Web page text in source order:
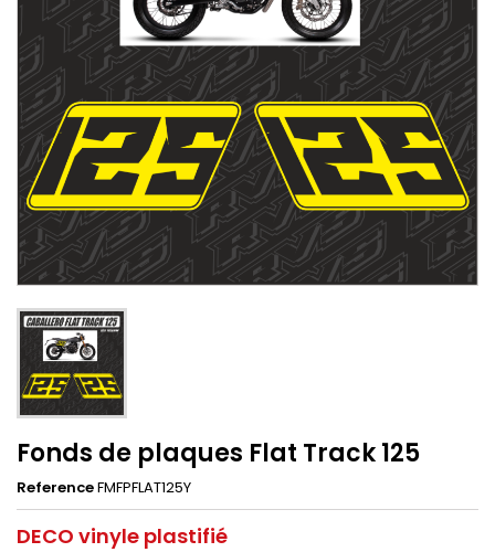
Fonds de plaques Flat Track 125
ReferenceFMFPFLAT125Y
DECO vinyle plastifié